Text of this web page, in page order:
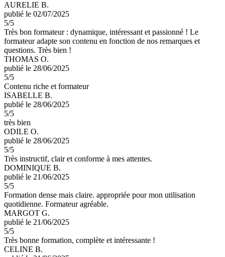
AURELIE B.
publié le 02/07/2025
5/5
Très bon formateur : dynamique, intéressant et passionné ! Le
formateur adapte son contenu en fonction de nos remarques et
questions. Très bien !
THOMAS O.
publié le 28/06/2025
5/5
Contenu riche et formateur
ISABELLE B.
publié le 28/06/2025
5/5
très bien
ODILE O.
publié le 28/06/2025
5/5
Très instructif, clair et conforme à mes attentes.
DOMINIQUE B.
publié le 21/06/2025
5/5
Formation dense mais claire. appropriée pour mon utilisation
quotidienne. Formateur agréable.
MARGOT G.
publié le 21/06/2025
5/5
Très bonne formation, complète et intéressante !
CELINE B.